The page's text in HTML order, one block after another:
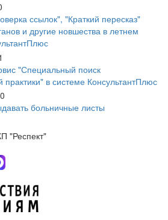
ссылок", "Краткий пересказ"
и другие новшества в летнем
"Специальный поиск
практики" в системе КонсультантПлюс
больничные листы
"Респект"